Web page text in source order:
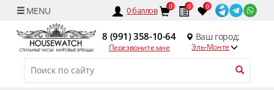
0баллов 0 0 0
8 (991) 358-10-64
Перезвоните мне
Ваш город:
Эль-Монте